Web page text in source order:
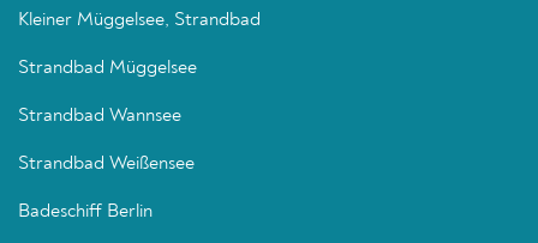
Kleiner Müggelsee, Strandbad
Strandbad Müggelsee
Strandbad Wannsee
Strandbad Weißensee
Badeschiff Berlin